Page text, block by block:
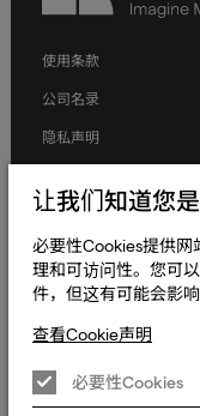
使用条款
公司名录
隐私声明
Cookie声明
条款和条件
人权与劳工权益
全球政策
无障碍声明
更改Cookie偏好设置
让我们知道您
必要性Cookies提供网
理和可访问性。您可
件，但这有可能会影
查看Cookie声明
必要性Cookies